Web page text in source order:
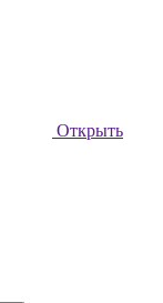
Открыть